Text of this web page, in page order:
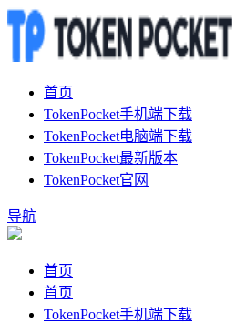
首页
TokenPocket手机端下载
TokenPocket电脑端下载
TokenPocket最新版本
TokenPocket官网
导航
首页
首页
TokenPocket手机端下载